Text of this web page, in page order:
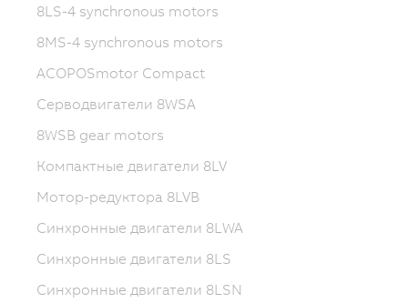
8LS-4 synchronous motors
8MS-4 synchronous motors
ACOPOSmotor Compact
Серводвигатели 8WSA
8WSB gear motors
Компактные двигатели 8LV
Мотор-редуктора 8LVB
Синхронные двигатели 8LWA
Синхронные двигатели 8LS
Синхронные двигатели 8LSN